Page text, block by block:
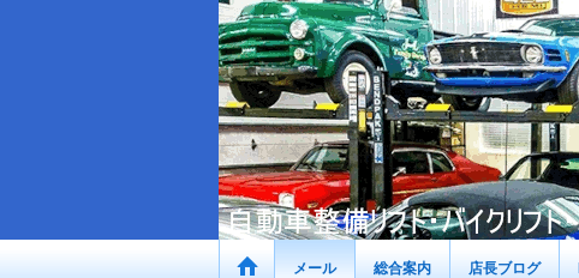
メール 総合案内 店長ブログ